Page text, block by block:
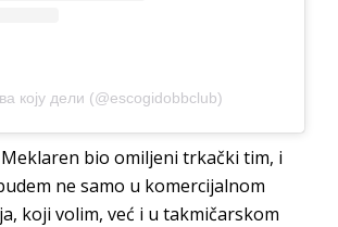
коју дели (@escogidobbclub)
Meklaren bio omiljeni trkački tim, i
ne samo u komercijalnom
koji volim, već i u takmičarskom